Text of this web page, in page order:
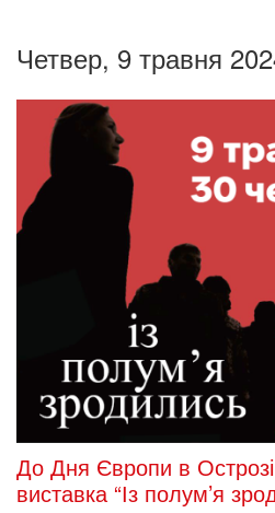
Четвер, 9 травня
До Дня Європи в Острозі
виставка “Із полум’я